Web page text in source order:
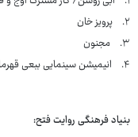
۲. پرویز خان
۳. مجنون
۴. انیمیشن سینمایی ببعی قهرمان
بنیاد فرهنگی روایت فتح: